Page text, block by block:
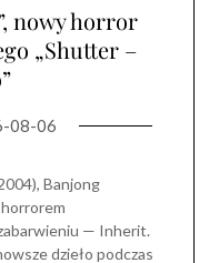
nowy horror
„Shutter –
08-06
Banjong
— Inherit.
dzieło podczas